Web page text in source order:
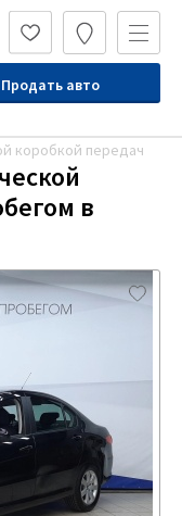
Продать авто
коробкой передач
в